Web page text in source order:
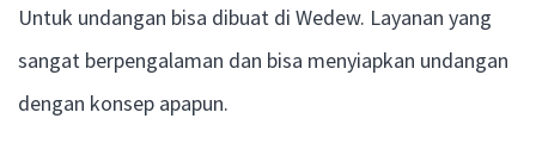
Untuk undangan bisa dibuat di Wedew. Layanan yang
sangat berpengalaman dan bisa menyiapkan undangan
dengan konsep apapun.